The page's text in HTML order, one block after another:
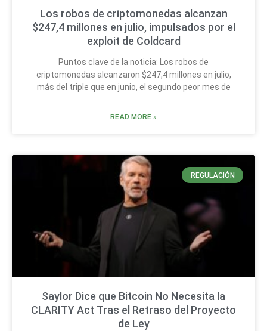
Los robos de criptomonedas alcanzan
$247,4 millones en julio, impulsados por el
exploit de Coldcard
Puntos clave de la noticia: Los robos de
criptomonedas alcanzaron $247,4 millones en julio,
más del triple que en junio, el segundo peor mes de
READ MORE »
REGULACIÓN
Saylor Dice que Bitcoin No Necesita la
CLARITY Act Tras el Retraso del Proyecto
de Ley